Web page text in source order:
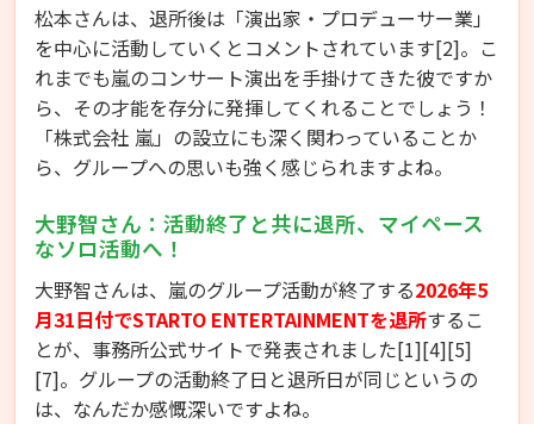
松本さんは、退所後は「演出家・プロデューサー業」
を中心に活動していくとコメントされています[2]。こ
れまでも嵐のコンサート演出を手掛けてきた彼ですか
ら、その才能を存分に発揮してくれることでしょう！
「株式会社 嵐」の設立にも深く関わっていることか
ら、グループへの思いも強く感じられますよね。
大野智さん：活動終了と共に退所、マイペース
なソロ活動へ！
大野智さんは、嵐のグループ活動が終了する2026年5
月31日付でSTARTO ENTERTAINMENTを退所するこ
とが、事務所公式サイトで発表されました[1][4][5]
[7]。グループの活動終了日と退所日が同じというの
は、なんだか感慨深いですよね。